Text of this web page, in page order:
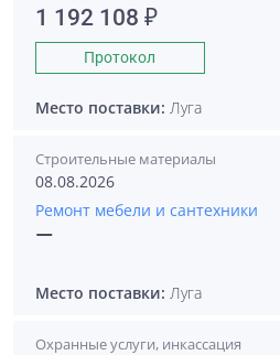
1 192 108 ₽
Протокол
Место поставки: Луга
Строительные материалы
08.08.2026
Ремонт мебели и сантехники
—
Место поставки: Луга
Охранные услуги, инкассация